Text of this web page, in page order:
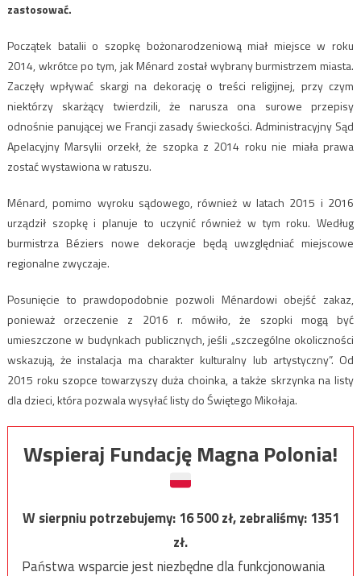
zastosować.
Początek batalii o szopkę bożonarodzeniową miał miejsce w roku
2014, wkrótce po tym, jak Ménard został wybrany burmistrzem miasta.
Zaczęły wpływać skargi na dekorację o treści religijnej, przy czym
niektórzy skarżący twierdzili, że narusza ona surowe przepisy
odnośnie panującej we Francji zasady świeckości. Administracyjny Sąd
Apelacyjny Marsylii orzekł, że szopka z 2014 roku nie miała prawa
zostać wystawiona w ratuszu.
Ménard, pomimo wyroku sądowego, również w latach 2015 i 2016
urządził szopkę i planuje to uczynić również w tym roku. Według
burmistrza Béziers nowe dekoracje będą uwzględniać miejscowe
regionalne zwyczaje.
Posunięcie to prawdopodobnie pozwoli Ménardowi obejść zakaz,
ponieważ orzeczenie z 2016 r. mówiło, że szopki mogą być
umieszczone w budynkach publicznych, jeśli „szczególne okoliczności
wskazują, że instalacja ma charakter kulturalny lub artystyczny”. Od
2015 roku szopce towarzyszy duża choinka, a także skrzynka na listy
dla dzieci, która pozwala wysyłać listy do Świętego Mikołaja.
Wspieraj Fundację Magna Polonia!
W sierpniu potrzebujemy:16 500zł, zebraliśmy:1351
zł.
Państwa wsparcie jest niezbędne dla funkcjonowania